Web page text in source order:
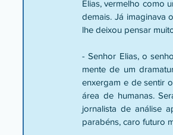
Elias, vermelho como
demais. Já imaginava
lhe deixou pensar
- Senhor Elias, o
mente de um
enxergam e de sentir
área de humanas.
jornalista de análise
parabéns, caro futuro